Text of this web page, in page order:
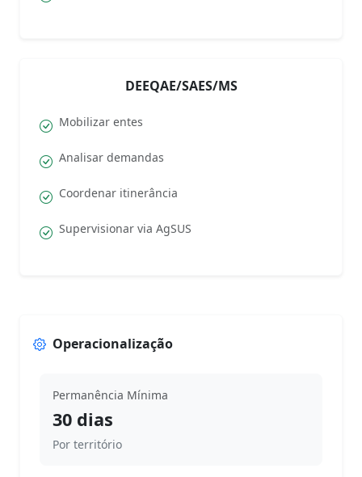
DEEQAE/SAES/MS
Mobilizar entes
Analisar demandas
Coordenar itinerância
Supervisionar via AgSUS
Operacionalização
Permanência Mínima
30 dias
Por território